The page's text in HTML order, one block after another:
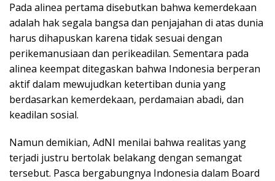
Pada alinea pertama disebutkan bahwa kemerdekaan
adalah hak segala bangsa dan penjajahan di atas dunia
harus dihapuskan karena tidak sesuai dengan
perikemanusiaan dan perikeadilan. Sementara pada
alinea keempat ditegaskan bahwa Indonesia berperan
aktif dalam mewujudkan ketertiban dunia yang
berdasarkan kemerdekaan, perdamaian abadi, dan
keadilan sosial.
Namun demikian, AdNI menilai bahwa realitas yang
terjadi justru bertolak belakang dengan semangat
tersebut. Pasca bergabungnya Indonesia dalam Board